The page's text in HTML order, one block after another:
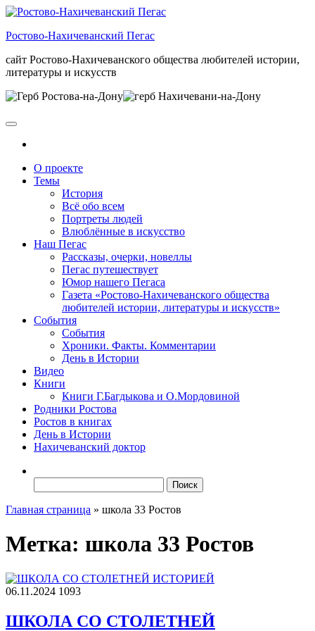
Skip
the
Ростово-Нахичеванский Пегас
сайт Ростово-Нахичеванского общества любителей истории,
литературы и искусств
О проекте
Темы
История
Всё обо всем
Портреты людей
Влюблённые в искусство
Наш Пегас
Рассказы, очерки, новеллы
Пегас путешествует
Юмор нашего Пегаса
Газета «Ростово-Нахичеванского общества
любителей истории, литературы и искусств»
События
События
Хроники. Факты. Комментарии
День в Истории
Видео
Книги
Книги Г.Багдыкова и О.Мордовиной
Родники Ростова
Ростов в книгах
День в Истории
Нахичеванский доктор
Главная страница » школа 33 Ростов
Метка: школа 33 Ростов
06.11.2024 1093
ШКОЛА СО СТОЛЕТНЕЙ